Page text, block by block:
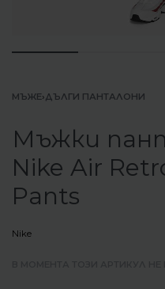
МЪЖЕ›ДЪЛГИ ПАНТАЛОНИ
Мъжки
Nike Air
Pants
Nike